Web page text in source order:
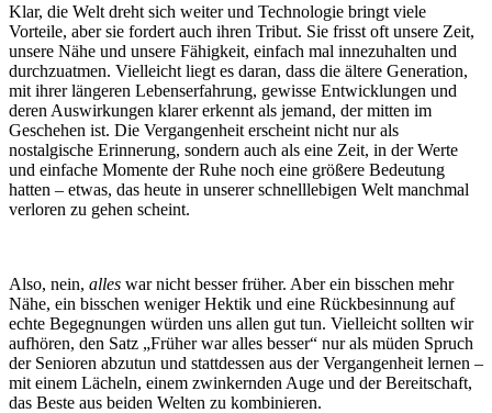
Klar, die Welt dreht sich weiter und Technologie bringt viele
Vorteile, aber sie fordert auch ihren Tribut. Sie frisst oft unsere Zeit,
unsere Nähe und unsere Fähigkeit, einfach mal innezuhalten und
durchzuatmen. Vielleicht liegt es daran, dass die ältere Generation,
mit ihrer längeren Lebenserfahrung, gewisse Entwicklungen und
deren Auswirkungen klarer erkennt als jemand, der mitten im
Geschehen ist. Die Vergangenheit erscheint nicht nur als
nostalgische Erinnerung, sondern auch als eine Zeit, in der Werte
und einfache Momente der Ruhe noch eine größere Bedeutung
hatten – etwas, das heute in unserer schnelllebigen Welt manchmal
verloren zu gehen scheint.
Also, nein, alles war nicht besser früher. Aber ein bisschen mehr
Nähe, ein bisschen weniger Hektik und eine Rückbesinnung auf
echte Begegnungen würden uns allen gut tun. Vielleicht sollten wir
aufhören, den Satz „Früher war alles besser“ nur als müden Spruch
der Senioren abzutun und stattdessen aus der Vergangenheit lernen –
mit einem Lächeln, einem zwinkernden Auge und der Bereitschaft,
das Beste aus beiden Welten zu kombinieren.